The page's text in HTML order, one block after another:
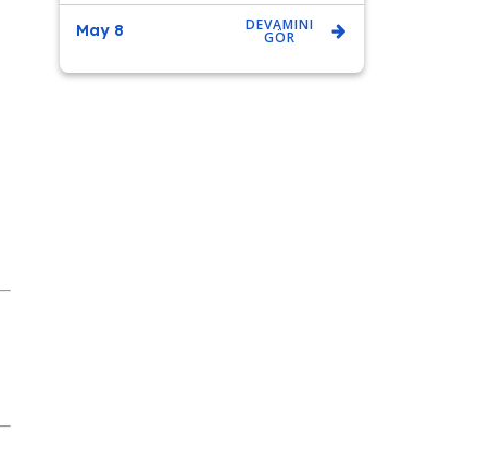
May 8 DEVAMINI
GÖR